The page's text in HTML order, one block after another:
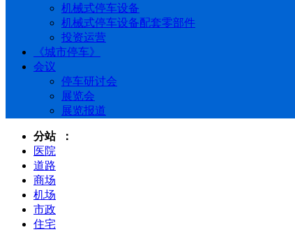
机械式停车设备
机械式停车设备配套零部件
投资运营
《城市停车》
会议
停车研讨会
展览会
展览报道
分站 ：
医院
道路
商场
机场
市政
住宅